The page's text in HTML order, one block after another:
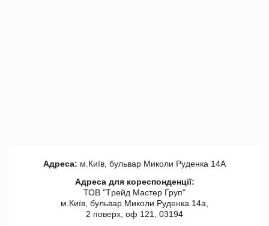
Адреса: м.Київ, бульвар Миколи Руденка 14А
Адреса для кореспонденції:
ТОВ "Tрейд Мастер Груп"
м.Київ, бульвар Миколи Руденка 14а,
2 поверх, оф 121, 03194